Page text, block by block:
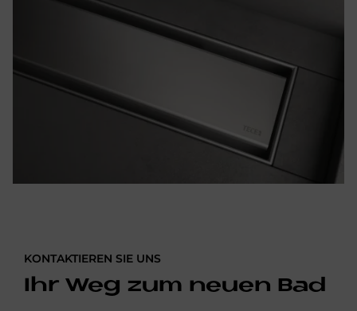
KONTAKTIEREN SIE UNS
Ihr Weg zum neuen Bad